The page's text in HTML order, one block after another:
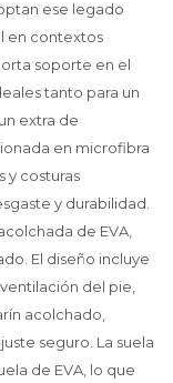
ese legado
en contextos
soporte en el
tanto para un
extra de
en microfibra
y costuras
y durabilidad.
de EVA,
El diseño incluye
del pie,
acolchado,
seguro. La suela
de EVA, lo que